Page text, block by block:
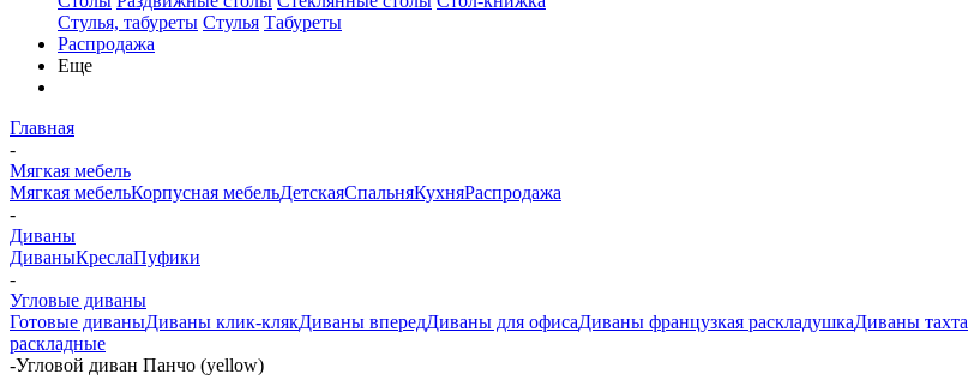
Стулья, табуреты Стулья Табуреты
Распродажа
Еще
Главная
-
Мягкая мебель
Мягкая мебельКорпусная мебельДетскаяСпальняКухняРаспродажа
-
Диваны
ДиваныКреслаПуфики
-
Угловые диваны
Готовые диваныДиваны клик-клякДиваны впередДиваны для офисаДиваны французкая раскладушкаДиваны тахта
раскладные
-Угловой диван Панчо (yellow)